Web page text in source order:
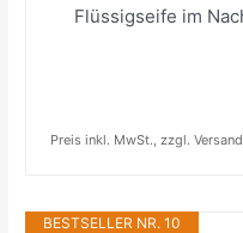
Flüssigseife im
Preis inkl. MwSt., zzgl.
BESTSELLER NR. 10